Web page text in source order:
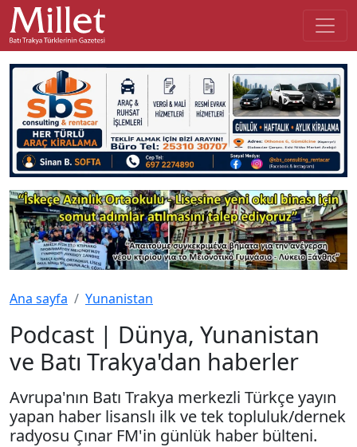
Ana sayfa Yunanistan
Podcast | Dünya, Yunanistan
ve Batı Trakya'dan haberler
Avrupa'nın Batı Trakya merkezli Türkçe yayın
yapan haber lisanslı ilk ve tek topluluk/dernek
radyosu Çınar FM'in günlük haber bülteni.